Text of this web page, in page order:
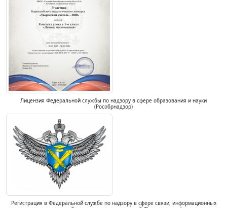
Лицензия Федеральной службы по надзору в сфере образования и науки
(Рособрнадзор)
Регистрация в Федеральной службе по надзору в сфере связи, информационных